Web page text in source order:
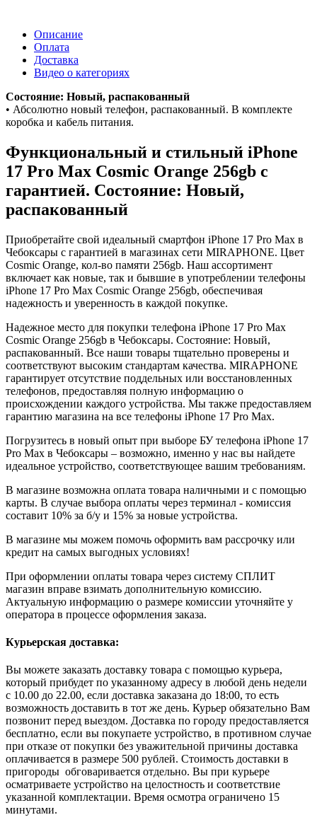
Описание
Оплата
Доставка
Видео о категориях
Состояние: Новый, распакованный
• Абсолютно новый телефон, распакованный. В комплекте
коробка и кабель питания.
Функциональный и стильный iPhone
17 Pro Max Cosmic Orange 256gb с
гарантией. Состояние: Новый,
распакованный
Приобретайте свой идеальный смартфон iPhone 17 Pro Max в
Чебоксары с гарантией в магазинах сети MIRAPHONE. Цвет
Cosmic Orange, кол-во памяти 256gb. Наш ассортимент
включает как новые, так и бывшие в употреблении телефоны
iPhone 17 Pro Max Cosmic Orange 256gb, обеспечивая
надежность и уверенность в каждой покупке.
Надежное место для покупки телефона iPhone 17 Pro Max
Cosmic Orange 256gb в Чебоксары. Состояние: Новый,
распакованный. Все наши товары тщательно проверены и
соответствуют высоким стандартам качества. MIRAPHONE
гарантирует отсутствие поддельных или восстановленных
телефонов, предоставляя полную информацию о
происхождении каждого устройства. Мы также предоставляем
гарантию магазина на все телефоны iPhone 17 Pro Max.
Погрузитесь в новый опыт при выборе БУ телефона iPhone 17
Pro Max в Чебоксары – возможно, именно у нас вы найдете
идеальное устройство, соответствующее вашим требованиям.
В магазине возможна оплата товара наличными и с помощью
карты. В случае выбора оплаты через терминал - комиссия
составит 10% за б/у и 15% за новые устройства.
В магазине мы можем помочь оформить вам рассрочку или
кредит на самых выгодных условиях!
При оформлении оплаты товара через систему СПЛИТ
магазин вправе взимать дополнительную комиссию.
Актуальную информацию о размере комиссии уточняйте у
оператора в процессе оформления заказа.
Курьерская доставка:
Вы можете заказать доставку товара с помощью курьера,
который прибудет по указанному адресу в любой день недели
с 10.00 до 22.00, если доставка заказана до 18:00, то есть
возможность доставить в тот же день. Курьер обязательно Вам
позвонит перед выездом. Доставка по городу предоставляется
бесплатно, если вы покупаете устройство, в противном случае
при отказе от покупки без уважительной причины доставка
оплачивается в размере 500 рублей. Стоимость доставки в
пригороды обговаривается отдельно. Вы при курьере
осматриваете устройство на целостность и соответствие
указанной комплектации. Время осмотра ограничено 15
минутами.